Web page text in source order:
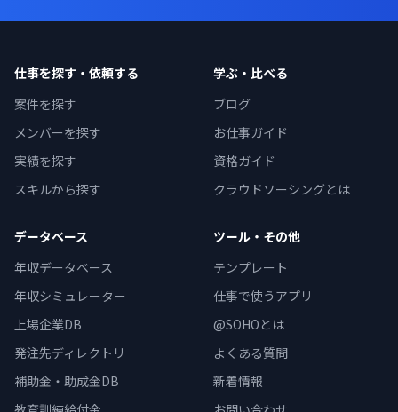
仕事を探す・依頼する
案件を探す
メンバーを探す
実績を探す
スキルから探す
学ぶ・比べる
ブログ
お仕事ガイド
資格ガイド
クラウドソーシングとは
データベース
年収データベース
年収シミュレーター
上場企業DB
発注先ディレクトリ
補助金・助成金DB
ツール・その他
テンプレート
仕事で使うアプリ
@SOHOとは
よくある質問
新着情報